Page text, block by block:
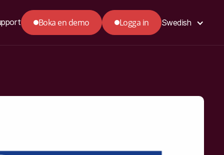
Boka en demo Logga in Swedish